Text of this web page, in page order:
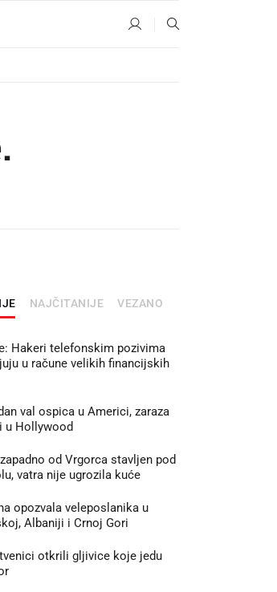
NAJČITANIJE VEZANO
Hakeri telefonskim pozivima
u račune velikih financijskih
val ospica u Americi, zaraza
u Hollywood
od Vrgorca stavljen pod
vatra nije ugrozila kuće
opozvala veleposlanika u
Albaniji i Crnoj Gori
otkrili gljivice koje jedu